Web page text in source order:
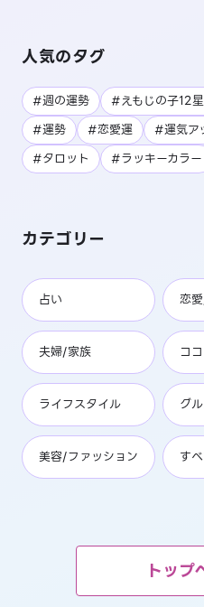
人気のタグ
#週の運勢 #えもじの子12
#運勢
#恋愛運 #運気ア
#タロット
#ラッキーカラー
カテゴリー
占い 恋
夫婦/家族 コ
ライフスタイル グ
美容/ファッション す
トップ